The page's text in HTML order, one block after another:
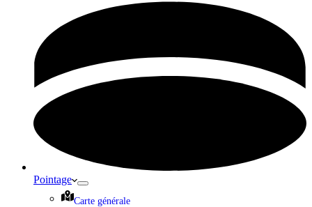
Pointage
Carte générale